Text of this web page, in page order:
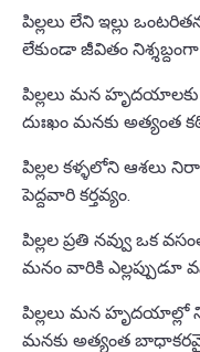
పిల్లలు లేని ఇల్లు
లేకుండా జీవితం
పిల్లలు మన
దుఃఖం మనకు అత్యంత
పిల్లల కళ్ళలోని ఆశలు
పెద్దవారి కర్తవ్యం.
పిల్లల ప్రతి నవ్వు ఒక
మనం వారికి ఎల్లప్పుడూ
పిల్లలు మన హృదయాల్లో
మనకు అత్యంత